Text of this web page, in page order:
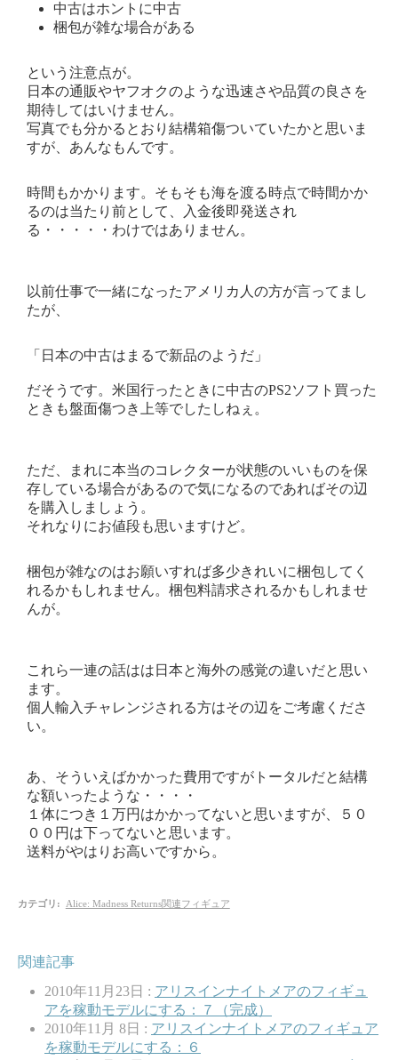
中古はホントに中古
梱包が雑な場合がある
という注意点が。
日本の通販やヤフオクのような迅速さや品質の良さを
期待してはいけません。
写真でも分かるとおり結構箱傷ついていたかと思いま
すが、あんなもんです。
時間もかかります。そもそも海を渡る時点で時間かか
るのは当たり前として、入金後即発送され
る・・・・・わけではありません。
以前仕事で一緒になったアメリカ人の方が言ってまし
たが、
「日本の中古はまるで新品のようだ」
だそうです。米国行ったときに中古のPS2ソフト買った
ときも盤面傷つき上等でしたしねぇ。
ただ、まれに本当のコレクターが状態のいいものを保
存している場合があるので気になるのであればその辺
を購入しましょう。
それなりにお値段も思いますけど。
梱包が雑なのはお願いすれば多少きれいに梱包してく
れるかもしれません。梱包料請求されるかもしれませ
んが。
これら一連の話はは日本と海外の感覚の違いだと思い
ます。
個人輸入チャレンジされる方はその辺をご考慮くださ
い。
あ、そういえばかかった費用ですがトータルだと結構
な額いったような・・・・
１体につき１万円はかかってないと思いますが、５０
００円は下ってないと思います。
送料がやはりお高いですから。
カテゴリ : Alice: Madness Returns関連フィギュア
関連記事
2010年11月23日 : アリスインナイトメアのフィギュ
アを稼動モデルにする：７（完成）
2010年11月 8日 : アリスインナイトメアのフィギュア
を稼動モデルにする：６